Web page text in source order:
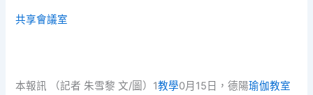
共享會議室
本報訊 （記者 朱雪黎 文/圖）1教學0月15日，德陽瑜伽教室